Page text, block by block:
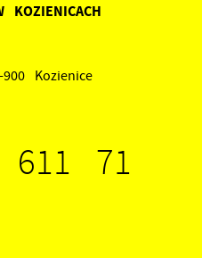
KOZIENICACH
Kozienice
71